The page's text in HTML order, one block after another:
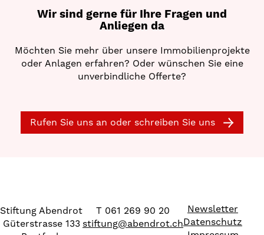
Wir sind gerne für Ihre Fragen und
Anliegen da
Möchten Sie mehr über unsere Immobilienprojekte
oder Anlagen erfahren? Oder wünschen Sie eine
unverbindliche Offerte?
Rufen Sie uns an oder schreiben Sie uns
Stiftung Abendrot
Güterstrasse 133
T 061 269 90 20
stiftung@abendrot.ch
Newsletter
Datenschutz